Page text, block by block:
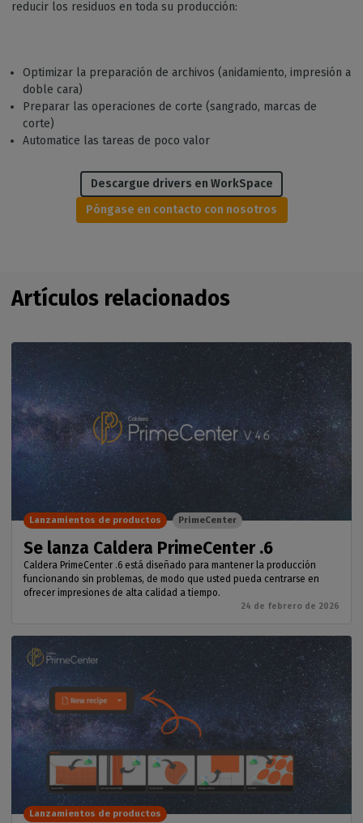
reducir los residuos en toda su producción:
Optimizar la preparación de archivos (anidamiento, impresión a
doble cara)
Preparar las operaciones de corte (sangrado, marcas de
corte)
Automatice las tareas de poco valor
Descargue drivers en WorkSpace
Póngase en contacto con nosotros
Artículos relacionados
Se lanza Caldera PrimeCenter .6
Caldera PrimeCenter .6 está diseñado para mantener la producción
funcionando sin problemas, de modo que usted pueda centrarse en
ofrecer impresiones de alta calidad a tiempo.
24 de febrero de 2026
Lanzamientos de productos PrimeCenter
Lanzamientos de productos